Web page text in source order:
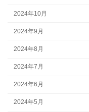
2024年10月
2024年9月
2024年8月
2024年7月
2024年6月
2024年5月